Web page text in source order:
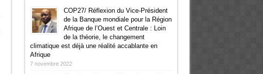
COP27/ Réflexion du Vice-Président
de la Banque mondiale pour la Région
Afrique de l’Ouest et Centrale : Loin
de la théorie, le changement
climatique est déjà une réalité accablante en
Afrique
7 novembre 2022